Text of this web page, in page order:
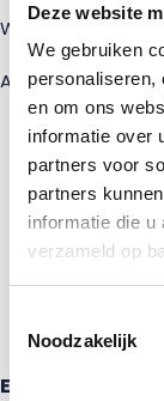
Deze website
We gebruiken
personaliseren,
en om ons
informatie over
partners voor
partners
informatie die u
verzameld op
Noodzakelijk
Wij bieden deze
Afmeting 70 x 70
Hoogte
Breedte
Dikte
Ervaringen van